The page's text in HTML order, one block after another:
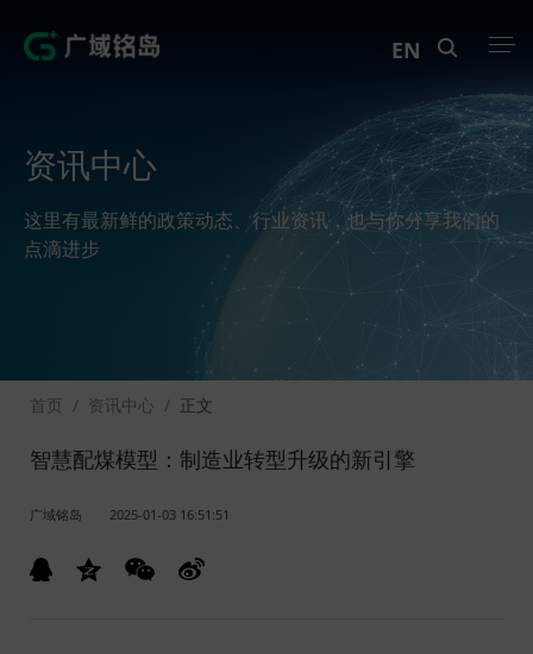
解决方案
案例中心
EN
资讯中心
这里有最新鲜的政策动态、行业资讯，也与你分享我们的
点滴进步
首页 / 资讯中心 / 正文
智慧配煤模型：制造业转型升级的新引擎
广域铭岛 2025-01-03 16:51:51